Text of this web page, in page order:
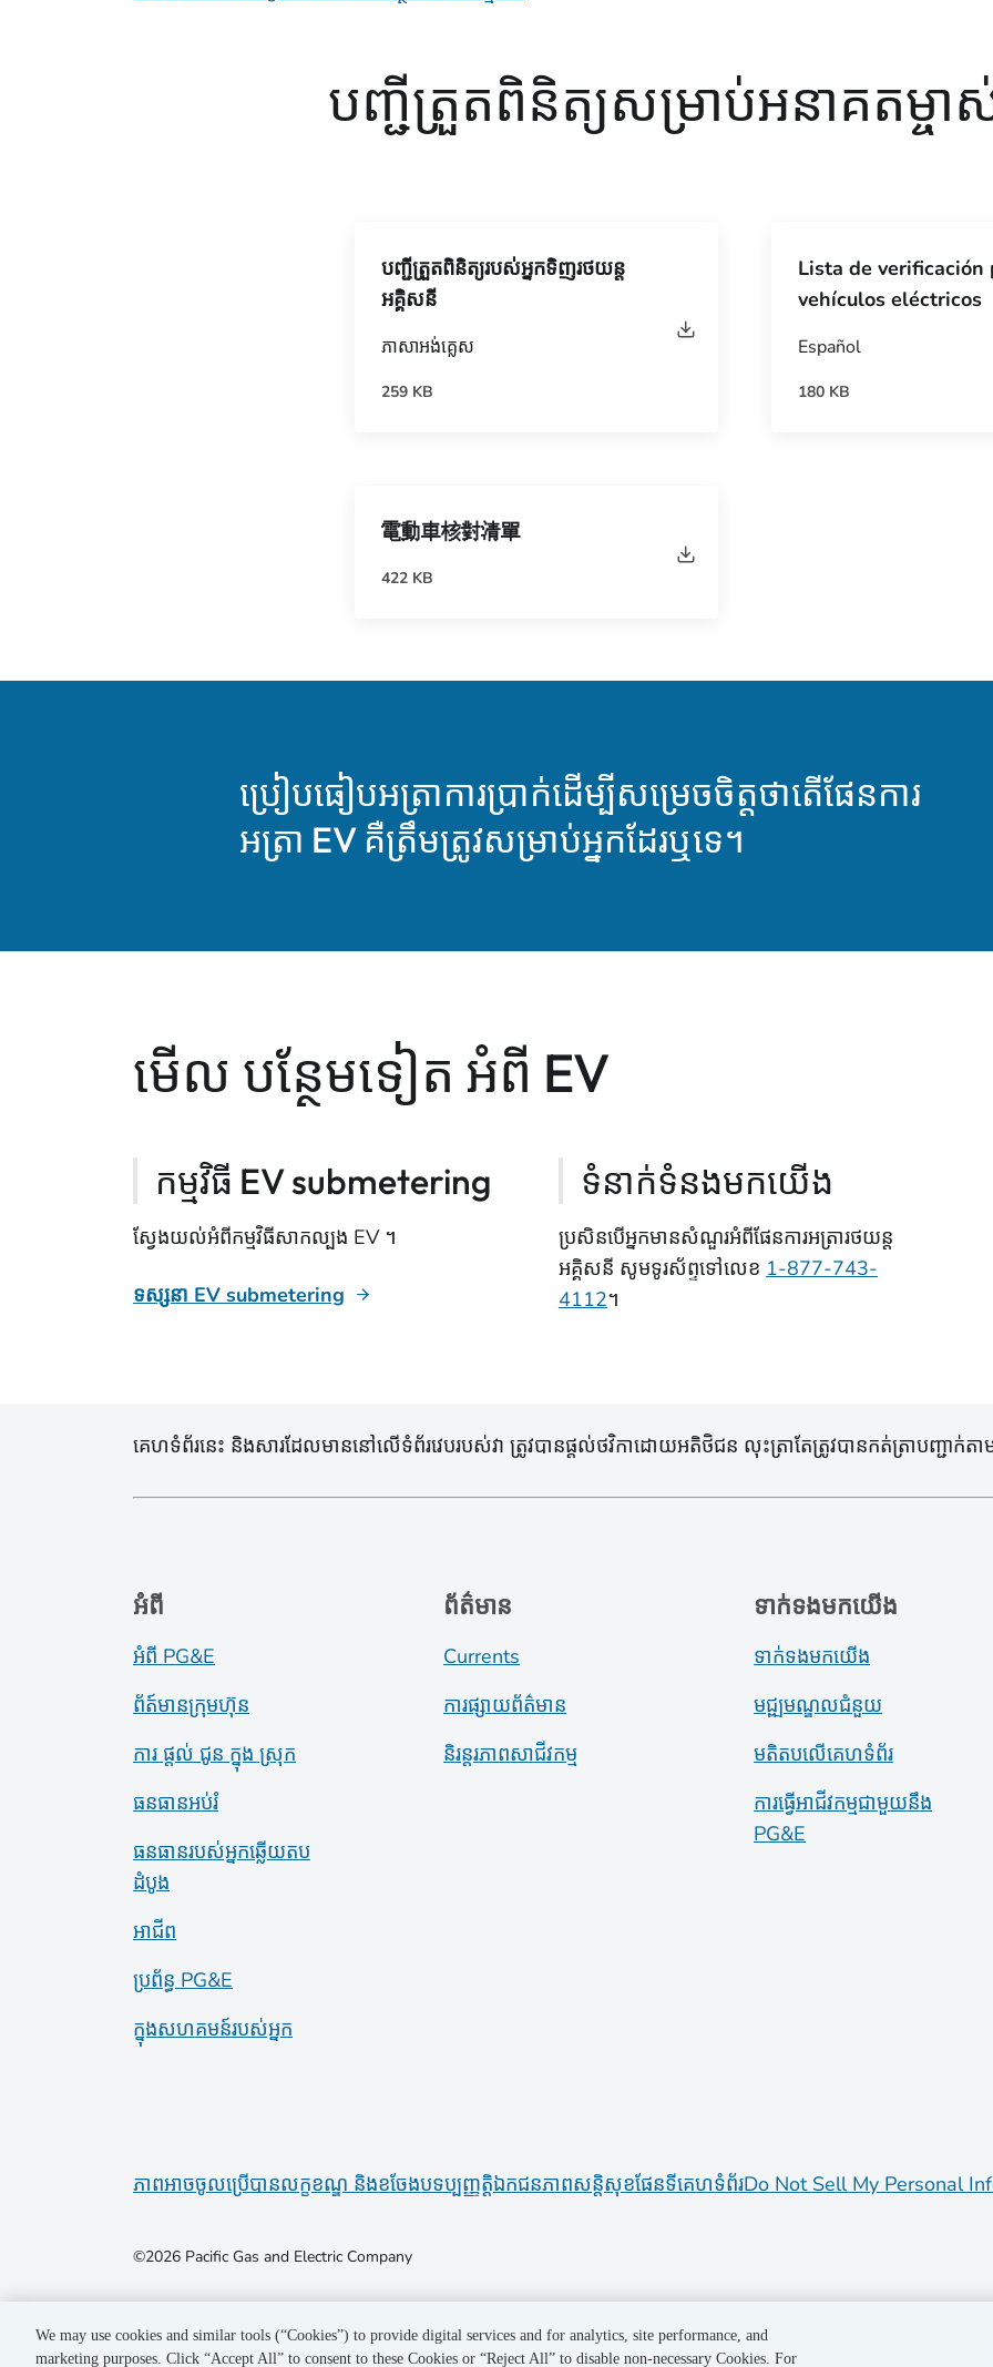
បញ្ជីត្រួតពិនិត្យសម្រាប់អនាគតម្ចា
បញ្ជីត្រួតពិនិត្យរបស់អ្នកទិញរថយន្ត
អគ្គិសនី
ភាសាអង់គ្លេស
259 KB
Lista de verificación
vehículos eléctricos
Español
180 KB
電動車核對清單
422 KB
ប្រៀបធៀបអត្រាការប្រាក់ដើម្បីសម្រេចចិត្តថាតើផែនការ
អត្រា EV គឺត្រឹមត្រូវសម្រាប់អ្នកដែរឬទេ។
មើល បន្ថែមទៀត អំពី EV
កម្មវិធី EV submetering
ស្វែងយល់អំពីកម្មវិធីសាកល្បង EV ។
ទស្សនា EV submetering
ទំនាក់ទំនងមកយើង
ប្រសិនបើអ្នកមានសំណួរអំពីផែនការអត្រារថយន្ត
អគ្គិសនី សូមទូរស័ព្ទទៅលេខ 1-877-743-
4112។
គេហទំព័រនេះ និងសារដែលមាននៅលើទំព័រវេបរបស់វា ត្រូវបានផ្តល់ថវិកាដោយអតិថិជន លុះត្រាតែត្រូវបានកត់ត្រាបញ្ជាក់តា
អំពី
អំពី PG&E
ព័ត៍​មាន​ក្រុមហ៊ុន
ការ ផ្តល់ ជូន ក្នុង ស្រុក
ធនធានអប់រំ
ធនធានរបស់អ្នកឆ្លើយតប
ដំបូង
អាជីព
ប្រព័ន្ធ PG&E
ក្នុងសហគមន៍របស់អ្នក
ព័ត៌មាន
Currents
ការផ្សាយព័ត៌មាន
និរន្តរភាពសាជីវកម្ម
ទាក់ទងមកយើង
ទាក់ទងមកយើង
មជ្ឍមណ្ឌលជំនួយ
មតិតបលើគេហទំព័រ
ការធ្វើអាជីវកម្មជាមួយនឹង
PG&E
ភាពអាចចូលប្រើបានលក្ខខណ្ឌ និងខចែងបទប្បញ្ញត្តិឯកជនភាពសន្តិសុខផែនទីគេហទំព័រDo Not Sell My Personal
©2026 Pacific Gas and Electric Company
We may use cookies and similar tools (“Cookies”) to provide digital services and for analytics, site performance, and
marketing purposes. Click “Accept All” to consent to these Cookies or “Reject All” to disable non-necessary Cookies. For